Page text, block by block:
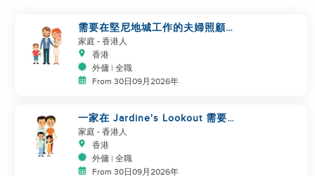
需要在堅尼地城工作的夫婦照顧嬰
兒/兒童
家庭 - 香港人
香港
外傭 | 全職
From 30日09月2026年
一家在 Jardine's Lookout 需要兒
童照顧和清潔服務
家庭 - 香港人
香港
外傭 | 全職
From 30日09月2026年